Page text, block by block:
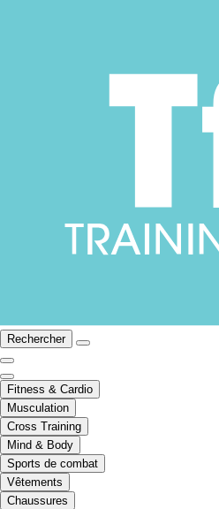
Rechercher
Fitness & Cardio
Musculation
Cross Training
Mind & Body
Sports de combat
Vêtements
Chaussures